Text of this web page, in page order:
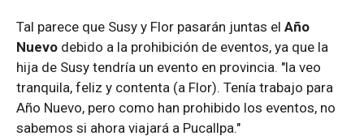
Tal parece que Susy y Flor pasarán juntas el Año
Nuevo debido a la prohibición de eventos, ya que la
hija de Susy tendría un evento en provincia. "la veo
tranquila, feliz y contenta (a Flor). Tenía trabajo para
Año Nuevo, pero como han prohibido los eventos, no
sabemos si ahora viajará a Pucallpa."